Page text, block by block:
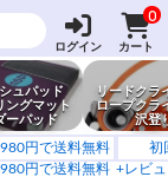
ログイン
0
カート
ュパッド
ングマット
ーパッド
リードクラ
ロープクラ
沢登
円で送料無料
円で送料無料
初
+レビ